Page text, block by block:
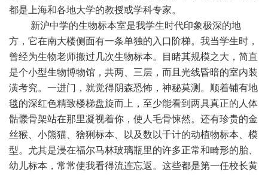
都是上海和各地大学的教授或学科专家。
新沪中学的生物标本室是我学生时代印象极深的地
方，它在南大楼侧面有一条单独的入口阶梯。我当学生时，
曾经为生物老师搬过几次生物标本。目睹其规模之大，简直
是个小型生物博物馆，共两、三层，而且光线昏暗的室内装
潢考究。一进门，就觉得阴森恐怖，神秘莫测。顺着铺有地
毯的深红色精致楼梯盘旋而上，至少能看到两具真正的人体
骷髅骨架站在那里凝视着你，使人毛骨悚然。还有珍贵的金
丝猴、小熊猫、猞猁标本、以及数以千计的动植物标本、模
型。尤其是浸在福尔马林玻璃瓶里的许多正常和畸形的胎、
幼儿标本，常常使我看得流连忘返。这些都是第一任校长黄